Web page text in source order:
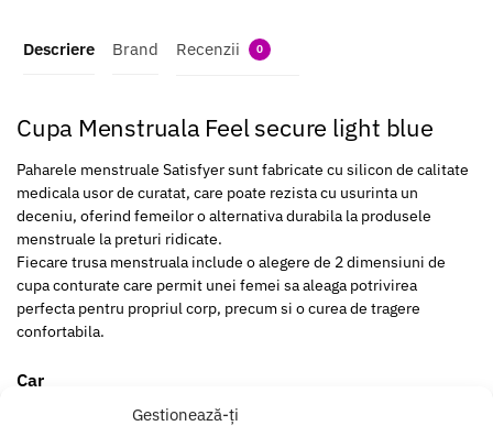
Gestionează-ți
Descriere Brand Recenzii 0
Cupa Menstruala Feel secure light blue
Paharele menstruale Satisfyer sunt fabricate cu silicon de calitate
medicala usor de curatat, care poate rezista cu usurinta un
deceniu, oferind femeilor o alternativa durabila la produsele
menstruale la preturi ridicate.
Fiecare trusa menstruala include o alegere de 2 dimensiuni de
cupa conturate care permit unei femei sa aleaga potrivirea
perfecta pentru propriul corp, precum si o curea de tragere
confortabila.
Car